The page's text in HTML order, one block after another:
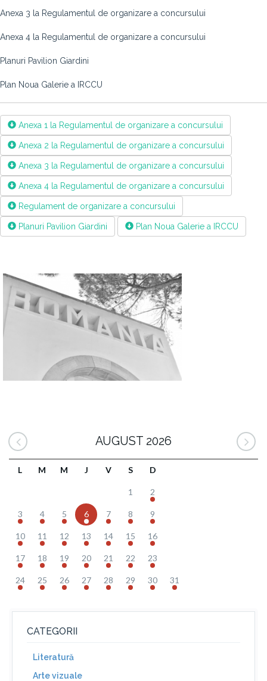
Anexa 3 la Regulamentul de organizare a concursului
Anexa 4 la Regulamentul de organizare a concursului
Planuri Pavilion Giardini
Plan Noua Galerie a IRCCU
Anexa 1 la Regulamentul de organizare a concursului
Anexa 2 la Regulamentul de organizare a concursului
Anexa 3 la Regulamentul de organizare a concursului
Anexa 4 la Regulamentul de organizare a concursului
Regulament de organizare a concursului
Planuri Pavilion Giardini Plan Noua Galerie a IRCCU
AUGUST 2026
L M M J V S D
1 2
3 4 5 6 7 8 9
10 11 12 13 14 15 16
17 18 19 20 21 22 23
24 25 26 27 28 29 30 31
CATEGORII
Literatură
Arte vizuale